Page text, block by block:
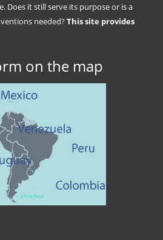
Does it still serve its purpose or is a
needed?This site provides
on the map